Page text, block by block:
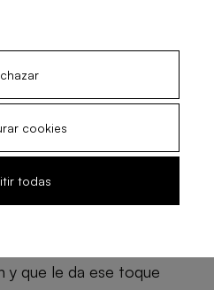
y que le da ese toque
cookies
todas